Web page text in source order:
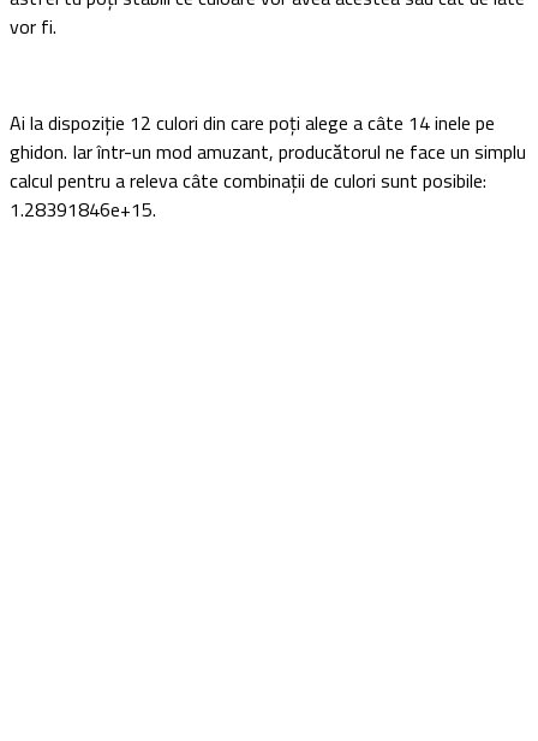
vor fi.
Ai la dispoziție 12 culori din care poți alege a câte 14 inele pe
ghidon. Iar într-un mod amuzant, producătorul ne face un simplu
calcul pentru a releva câte combinații de culori sunt posibile:
1.28391846e+15.